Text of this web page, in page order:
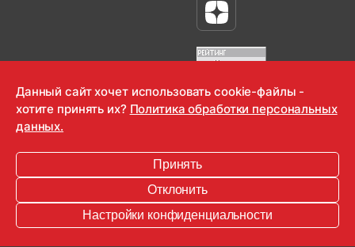
Яндекс Дзен
OOO "Радио-Любовь" 2000-2026
Информация для правообладателей
Данный сайт хочет использовать cookie-файлы -
хотите принять их? Политика обработки персональных
данных.
Принять
Отклонить
Настройки конфиденциальности